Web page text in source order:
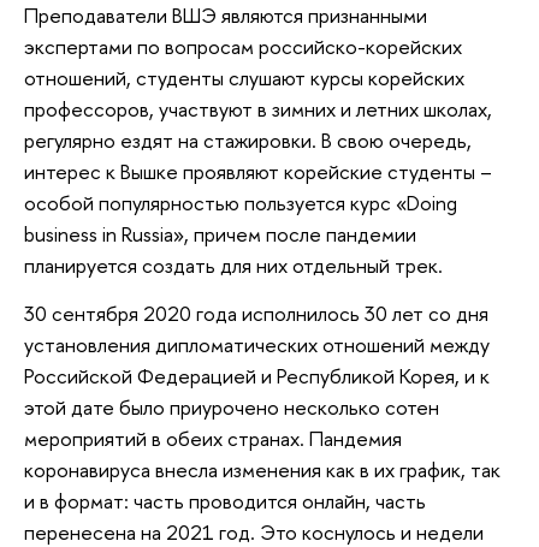
Преподаватели ВШЭ являются признанными
экспертами по вопросам российско-корейских
отношений, студенты слушают курсы корейских
профессоров, участвуют в зимних и летних школах,
регулярно ездят на стажировки. В свою очередь,
интерес к Вышке проявляют корейские студенты –
особой популярностью пользуется курс «Doing
business in Russia», причем после пандемии
планируется создать для них отдельный трек.
30 сентября 2020 года исполнилось 30 лет со дня
установления дипломатических отношений между
Российской Федерацией и Республикой Корея, и к
этой дате было приурочено несколько сотен
мероприятий в обеих странах. Пандемия
коронавируса внесла изменения как в их график, так
и в формат: часть проводится онлайн, часть
перенесена на 2021 год. Это коснулось и недели